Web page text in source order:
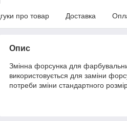
про товар Доставка
Опис
Змінна форсунка для
використовується для заміни
потреби зміни стандартного